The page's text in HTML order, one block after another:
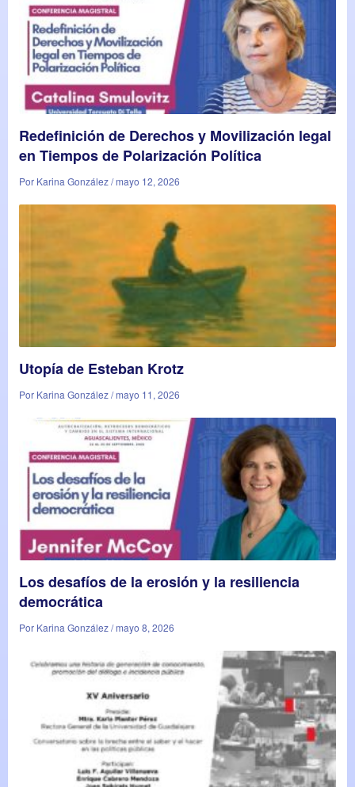
Redefinición de Derechos y Movilización legal
en Tiempos de Polarización Política
Por Karina González / mayo 12, 2026
Utopía de Esteban Krotz
Por Karina González / mayo 11, 2026
Los desafíos de la erosión y la resiliencia
democrática
Por Karina González / mayo 8, 2026